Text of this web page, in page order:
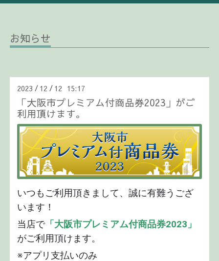
お知らせ
2023 / 12 / 12 15:17
「大阪市プレミアム付商品券2023」がご
利用頂けます。
いつもご利用頂きまして、誠に有難うござ
います！
当店で 「大阪市プレミアム付商品券2023」
がご利用頂けます。
※アプリ支払いのみ